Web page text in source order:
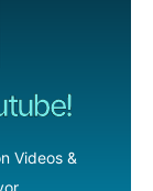
Videos &